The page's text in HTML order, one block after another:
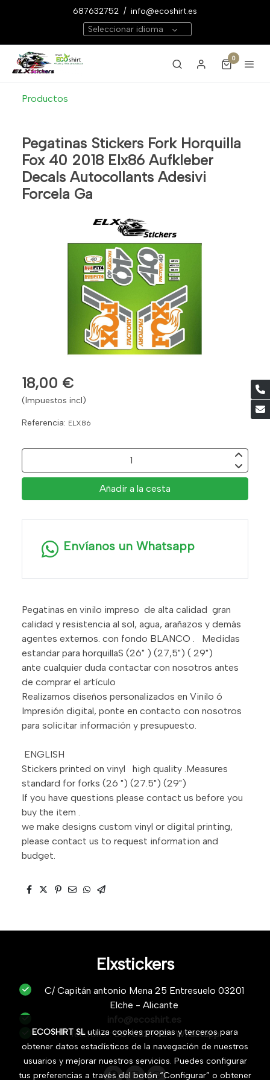
687632752 / info@ecoshirt.es
Seleccionar idioma
0
Productos
Pegatinas Stickers Fork Horquilla
Fox 40 2018 Elx86 Aufkleber
Decals Autocollants Adesivi
Forcela Ga
18,00 €
(Impuestos incl)
Referencia: ELX86
Añadir a la cesta
Envíanos un Whatsapp
Pegatinas en vinilo impreso de alta calidad gran
calidad y resistencia al sol, agua, arañazos y demás
agentes externos. con fondo BLANCO . Medidas
estandar para horquillaS (26" ) (27,5") ( 29")
ante cualquier duda contactar con nosotros antes
de comprar el artículo
Realizamos diseños personalizados en Vinilo ó
Impresión digital, ponte en contacto con nosotros
para solicitar información y presupuesto.
ENGLISH
Stickers printed on vinyl high quality .Measures
standard for forks (26 ") (27.5") (29")
If you have questions please contact us before you
buy the item .
we make designs custom vinyl or digital printing,
please contact us to request information and
budget.
Elxstickers
C/ Capitán antonio Mena 25 Entresuelo 03201
Elche - Alicante
info@ecoshirt.es
Teléfono :687632752/Whastapp
ECOSHIRT SLutiliza cookies propias y terceros para
obtener datos estadísticos de la navegación de nuestros
usuarios y mejorar nuestros servicios. Puedes configurar
tus preferencias a través del botón “Configurar” o obtener